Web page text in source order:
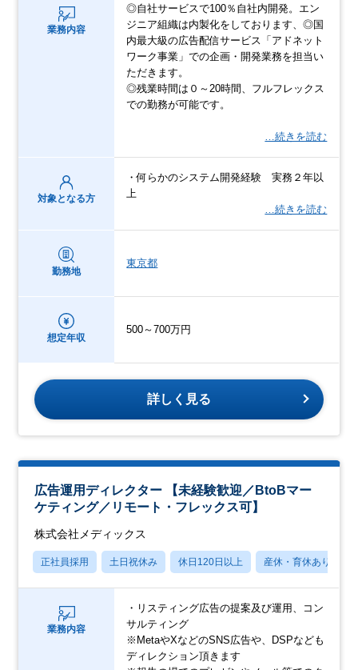
業務内容
◎自社サービスで100％自社内開発。エン
ジニア組織は内製化をしております、◎国
内最大級の広告配信サービス「アドネット
ワーク事業」での企画・開発業務を担当い
ただきます。
◎残業時間は０～20時間、フルフレックス
での勤務が可能です。
…続きを読む
対象となる方
・何らかのシステム開発経験 実務２年以
上
…続きを読む
勤務地
東京都
想定年収
500～700万円
詳しく見る
広告運用ディレクター 【未経験歓迎／BtoBマー
ケティング／リモート・フレックス可】
株式会社メディックス
正社員採用 土日祝休み 休日120日以上 産休・育休あり
業務内容
・リスティング広告の提案及び運用、コン
サルティング
※MetaやXなどのSNS広告や、DSPなども
ディレクション頂きます